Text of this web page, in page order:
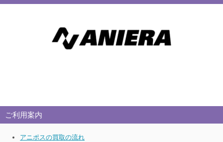
ご利用案内
アニポスの買取の流れ